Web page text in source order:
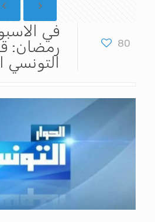
80
في
رمضان:
التونسي